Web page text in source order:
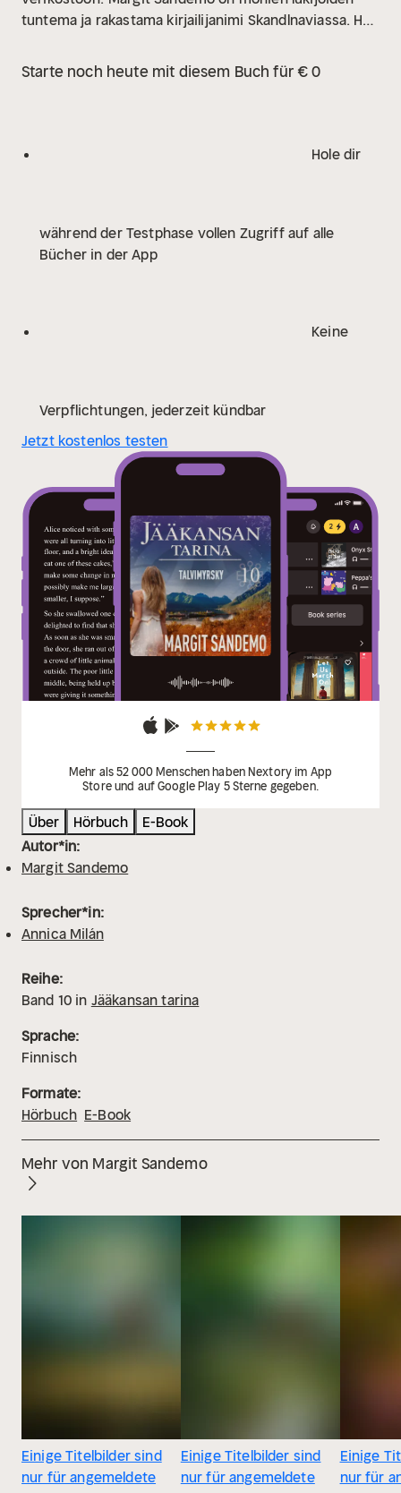
tuntema ja rakastama kirjailijanimi Skandlnaviassa. Hän
varttui aikuiseksi Ruotsissa. Hänen kirjasarjansa
Starte noch heute mit diesem Buch für € 0
Hole dir
während der Testphase vollen Zugriff auf alle
Bücher in der App
Keine
Verpflichtungen, jederzeit kündbar
Jetzt kostenlos testen
Mehr als 52 000 Menschen haben Nextory im App
Store und auf Google Play 5 Sterne gegeben.
Über Hörbuch
E-Book
Autor*in:
Margit Sandemo
Sprecher*in:
Annica Milán
Reihe:
Band 10 in Jääkansan tarina
Sprache:
Finnisch
Formate:
Hörbuch E-Book
Mehr von Margit Sandemo
Einige Titelbilder sind
nur für angemeldete
Einige Titelbilder sind
nur für angemeldete
Einige
nur für